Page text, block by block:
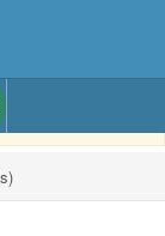
et de